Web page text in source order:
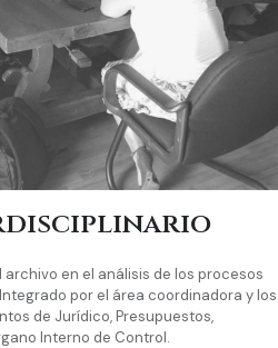
en el análisis de los procesos
por el área coordinadora y los
de Jurídico, Presupuestos,
Interno de Control.